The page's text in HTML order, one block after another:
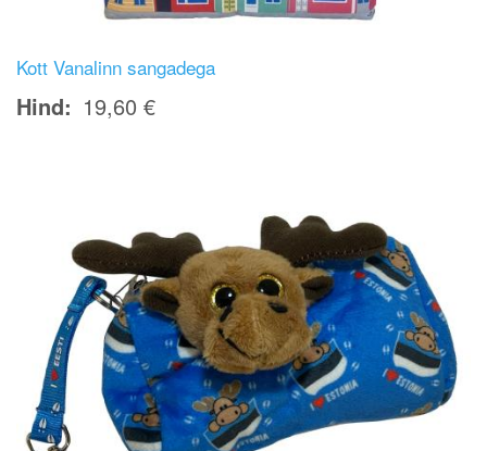
Kott Vanalinn sangadega
Hind 19,60 €